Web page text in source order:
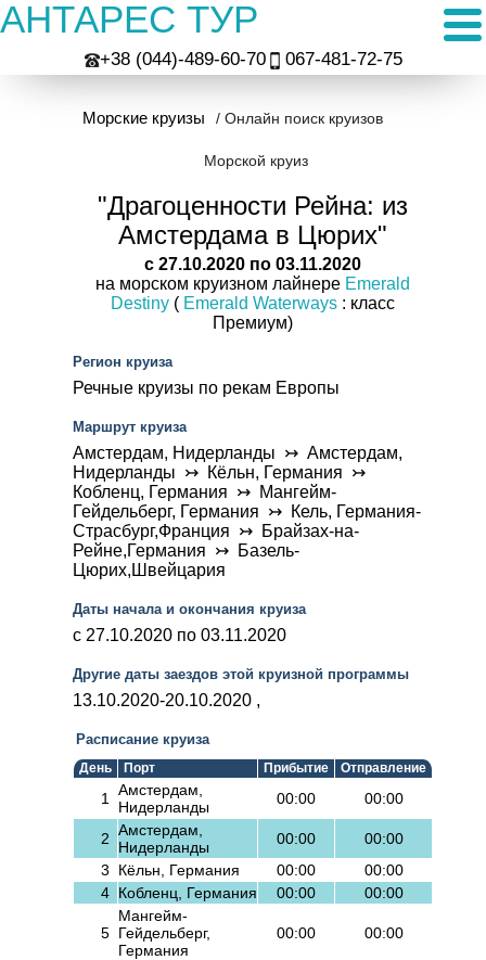
АНТАРЕС ТУР
+38 (044)-489-60-70 067-481-72-75
Морские круизы / Онлайн поиск круизов
Морской круиз
"Драгоценности Рейна: из
Амстердама в Цюрих"
c 27.10.2020 по 03.11.2020
на морском круизном лайнере Emerald
Destiny ( Emerald Waterways : класс
Премиум)
Регион круиза
Речные круизы по рекам Европы
Маршрут круиза
Амстердам, Нидерланды ↣ Амстердам,
Нидерланды ↣ Кёльн, Германия ↣
Кобленц, Германия ↣ Мангейм-
Гейдельберг, Германия ↣ Кель, Германия-
Страсбург,Франция ↣ Брайзах-на-
Рейне,Германия ↣ Базель-
Цюрих,Швейцария
Даты начала и окончания круиза
c 27.10.2020 по 03.11.2020
Другие даты заездов этой круизной программы
13.10.2020-20.10.2020 ,
Расписание круиза
День Порт Прибытие Отправление
1
Амстердам,
Нидерланды
00:00 00:00
2 Амстердам,
Нидерланды
00:00
00:00
3
Кёльн, Германия 00:00
00:00
4 Кобленц, Германия 00:00 00:00
5
Мангейм-
Гейдельберг,
Германия
00:00 00:00